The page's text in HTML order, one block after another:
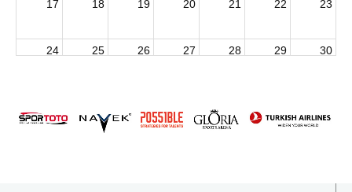
17 18 19 20 21 22 23
24 25 26 27 28 29 30